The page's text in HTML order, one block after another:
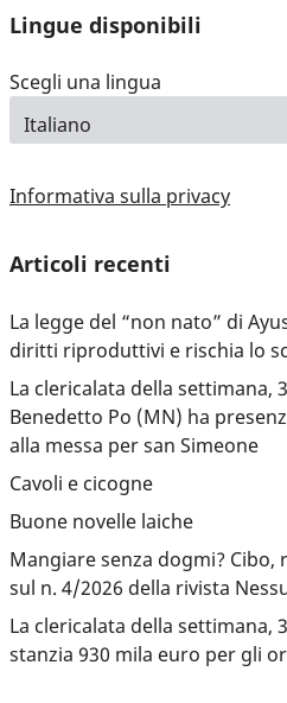
Lingue disponibili
Scegli una lingua
Informativa sulla privacy
Articoli recenti
La legge del “non nato” di
diritti riproduttivi e rischia lo
La clericalata della settimana,
Benedetto Po (MN) ha
alla messa per san Simeone
Cavoli e cicogne
Buone novelle laiche
Mangiare senza dogmi? Cibo,
sul n. 4/2026 della rivista
La clericalata della settimana,
stanzia 930 mila euro per gli